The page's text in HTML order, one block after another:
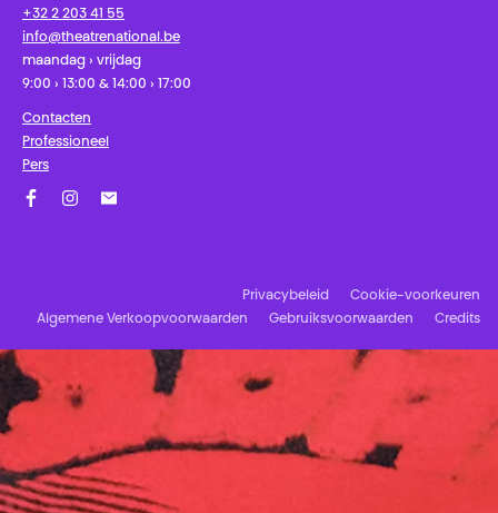
+32 2 203 41 55
info@theatrenational.be
maandag › vrijdag
9:00 › 13:00 & 14:00 › 17:00
Contacten
Professioneel
Pers
Privacybeleid
Cookie-voorkeuren
Algemene Verkoopvoorwaarden
Gebruiksvoorwaarden Credits